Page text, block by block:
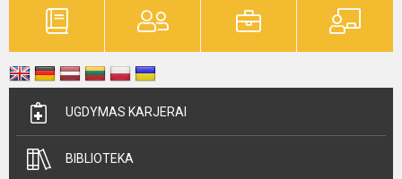
UGDYMAS KARJERAI
BIBLIOTEKA